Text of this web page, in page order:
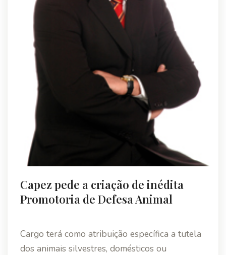
Capez pede a criação de inédita
Promotoria de Defesa Animal
Cargo terá como atribuição específica a tutela
dos animais silvestres, domésticos ou